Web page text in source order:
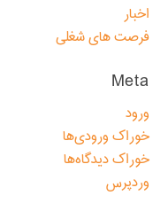
اخبار
فرصت های شغلی
Meta
ورود
خوراک ورودی‌ها
خوراک دیدگاه‌ها
وردپرس